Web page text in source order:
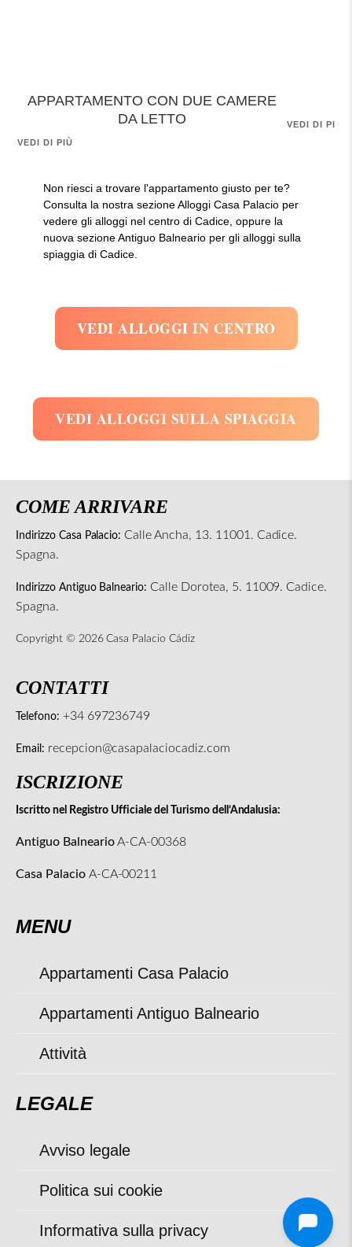
APPARTAMENTO CON DUE CAMERE
DA LETTO
VEDI DI PIÙ
VEDI DI PIÙ
Non riesci a trovare l'appartamento giusto per te?
Consulta la nostra sezione Alloggi Casa Palacio per
vedere gli alloggi nel centro di Cadice, oppure la
nuova sezione Antiguo Balneario per gli alloggi sulla
spiaggia di Cadice.
VEDI ALLOGGI IN CENTRO
VEDI ALLOGGI SULLA SPIAGGIA
COME ARRIVARE
Indirizzo Casa Palacio: Calle Ancha, 13. 11001. Cadice.
Spagna.
Indirizzo Antiguo Balneario: Calle Dorotea, 5. 11009. Cadice.
Spagna.
Copyright © 2026 Casa Palacio Cádiz
CONTATTI
Telefono: +34 697236749
Email: recepcion@casapalaciocadiz.com
ISCRIZIONE
Iscritto nel Registro Ufficiale del Turismo dell’Andalusia:
Antiguo BalnearioA-CA-00368
Casa Palacio A-CA-00211
MENU
Appartamenti Casa Palacio
Appartamenti Antiguo Balneario
Attività
LEGALE
Avviso legale
Politica sui cookie
Informativa sulla privacy